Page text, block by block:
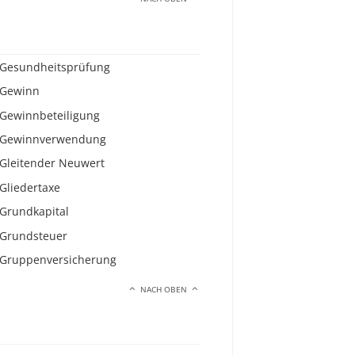
Gesundheitsprüfung
Gewinn
Gewinnbeteiligung
Gewinnverwendung
Gleitender Neuwert
Gliedertaxe
Grundkapital
Grundsteuer
Gruppenversicherung
NACH OBEN